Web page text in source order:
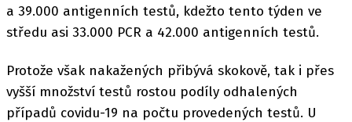
a 39.000 antigenních testů, kdežto tento týden ve
středu asi 33.000 PCR a 42.000 antigenních testů.
Protože však nakažených přibývá skokově, tak i přes
vyšší množství testů rostou podíly odhalených
případů covidu-19 na počtu provedených testů. U